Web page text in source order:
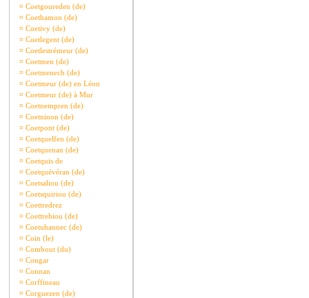
¤ Coetgoureden (de)
¤ Coethamon (de)
¤ Coetivy (de)
¤ Coetlegent (de)
¤ Coetlestrémeur (de)
¤ Coetmen (de)
¤ Coetmenech (de)
¤ Coetmeur (de) en Léon
¤ Coetmeur (de) à Mur
¤ Coetnempren (de)
¤ Coetninon (de)
¤ Coetpont (de)
¤ Coetquelfen (de)
¤ Coetquenan (de)
¤ Coetquis de
¤ Coetquévéran (de)
¤ Coetsaliou (de)
¤ Coetsquiriou (de)
¤ Coettredrez
¤ Coettrehiou (de)
¤ Coetuhannec (de)
¤ Coin (le)
¤ Combout (du)
¤ Congar
¤ Connan
¤ Corffineau
¤ Corguezen (de)